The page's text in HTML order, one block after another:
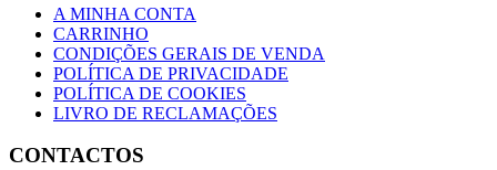
A MINHA CONTA
CARRINHO
CONDIÇÕES GERAIS DE VENDA
POLÍTICA DE PRIVACIDADE
POLÍTICA DE COOKIES
LIVRO DE RECLAMAÇÕES
CONTACTOS